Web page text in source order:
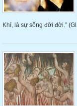
Khí, là sự sống đời đời.”